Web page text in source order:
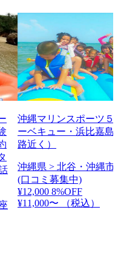
沖縄マリンスポーツ５
ーベキュー・浜比嘉島
路近く）
沖縄県 > 北谷・沖縄市
(口コミ募集中)
¥12,000 8%OFF
¥11,000〜
（税込）